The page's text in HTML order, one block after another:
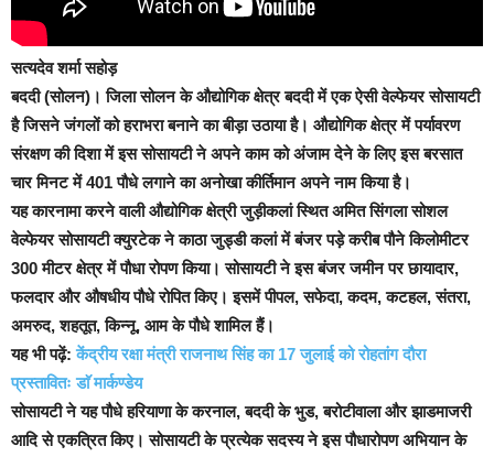
सत्यदेव शर्मा सहोड़
बददी (सोलन)। जिला सोलन के औद्योगिक क्षेत्र बददी में एक ऐसी वेल्फेयर सोसायटी
है जिसने जंगलों को हराभरा बनाने का बीड़ा उठाया है। औद्योगिक क्षेत्र में पर्यावरण
संरक्षण की दिशा में इस सोसायटी ने अपने काम को अंजाम देने के लिए इस बरसात
चार मिनट में 401 पौधे लगाने का अनोखा कीर्तिमान अपने नाम किया है।
यह कारनामा करने वाली औद्योगिक क्षेत्री जुड़ीकलां स्थित अमित सिंगला सोशल
वेल्फेयर सोसायटी क्युरटेक ने काठा जुड्डी कलां में बंजर पड़े करीब पौने किलोमीटर
300 मीटर क्षेत्र में पौधा रोपण किया। सोसायटी ने इस बंजर जमीन पर छायादार,
फलदार और औषधीय पौधे रोपित किए। इसमें पीपल, सफेदा, कदम, कटहल, संतरा,
अमरुद, शहतूत, किन्नू, आम के पौधे शामिल हैं।
यह भी पढ़ें:केंद्रीय रक्षा मंत्री राजनाथ सिंह का 17 जुलाई को रोहतांग दौरा
प्रस्तावितः डाॅ मार्कण्डेय
सोसायटी ने यह पौधे हरियाणा के करनाल, बददी के भुड, बरोटीवाला और झाडमाजरी
आदि से एकत्रित किए। सोसायटी के प्रत्येक सदस्य ने इस पौधारोपण अभियान के